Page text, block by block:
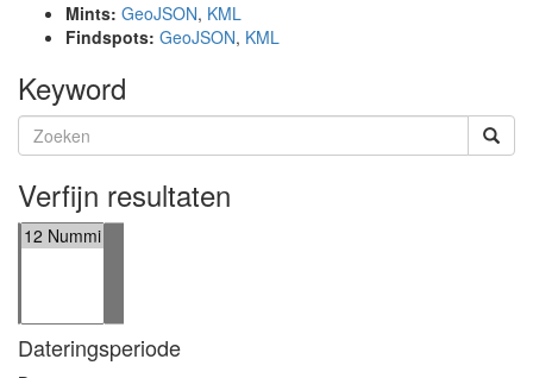
Mints: GeoJSON, KML
Findspots: GeoJSON, KML
Keyword
Verfijn resultaten
Dateringsperiode